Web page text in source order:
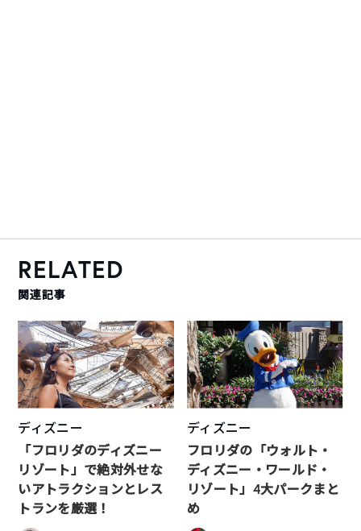
RELATED
関連記事
ディズニー
「フロリダのディズニー
リゾート」で絶対外せな
いアトラクションとレス
トランを厳選！
ディズニー
フロリダの「ウォルト・
ディズニー・ワールド・
リゾート」4大パークまと
め